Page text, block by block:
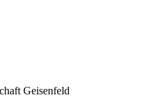
Geisenfeld